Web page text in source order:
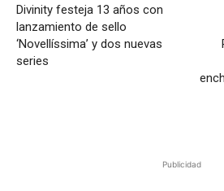
Divinity festeja 13 años con
lanzamiento de sello
‘Novellíssima’ y dos nuevas
series
Publicidad